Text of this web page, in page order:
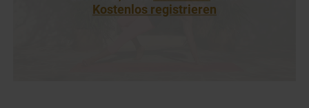
Kostenlos registrieren